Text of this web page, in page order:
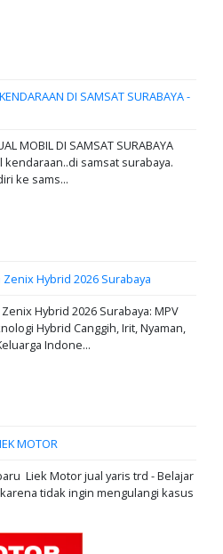
DI SAMSAT SURABAYA -
MOBIL DI SAMSAT SURABAYA
samsat surabaya.
ke sams...
Hybrid 2026 Surabaya
Hybrid 2026 Surabaya: MPV
Hybrid Canggih, Irit, Nyaman,
Indone...
MOTOR
Liek Motor jual yaris trd - Belajar
tidak ingin mengulangi kasus